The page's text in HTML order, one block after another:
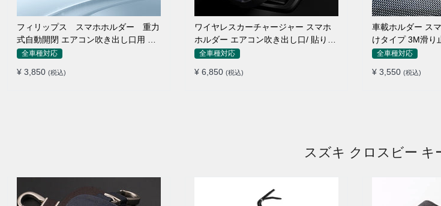
フィリップス スマホホルダー 重力
式自動開閉 エアコン吹き出し口用 ク
リップ式 車
全車種対応
¥ 3,850 (税込)
ワイヤレスカーチャージャー スマホ
ホルダー エアコン吹き出し口/ 貼り付
け全車種対応
¥ 6,850 (税込)
車載ホルダー ス
けタイプ 3M滑り
全機種
全車種対応
¥ 3,550 (税込)
スズキ クロスビー キ